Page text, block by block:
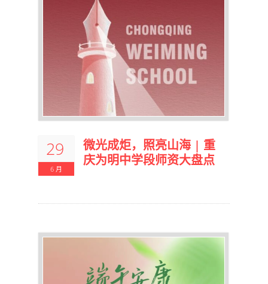
29
6 月
微光成炬，照亮山海 | 重
庆为明中学段师资大盘点